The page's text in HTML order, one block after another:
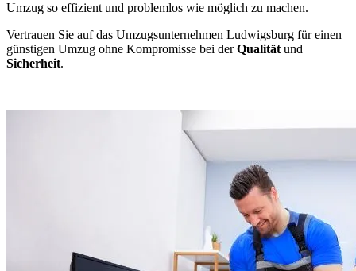
Umzug so effizient und problemlos wie möglich zu machen.
Vertrauen Sie auf das Umzugsunternehmen Ludwigsburg für einen
günstigen Umzug ohne Kompromisse bei derQualität und
Sicherheit.